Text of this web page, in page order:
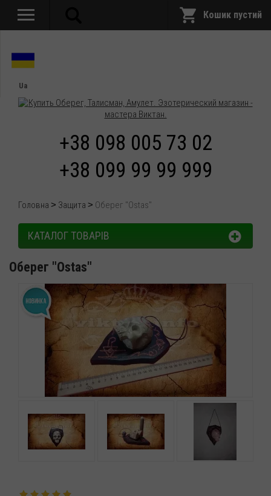
Ua
+38 098 005 73 02
+38 099 99 99 999
Кошик пустий
Головна Защита Оберег "Ostas"
КАТАЛОГ ТОВАРІВ
Оберег "Ostas"